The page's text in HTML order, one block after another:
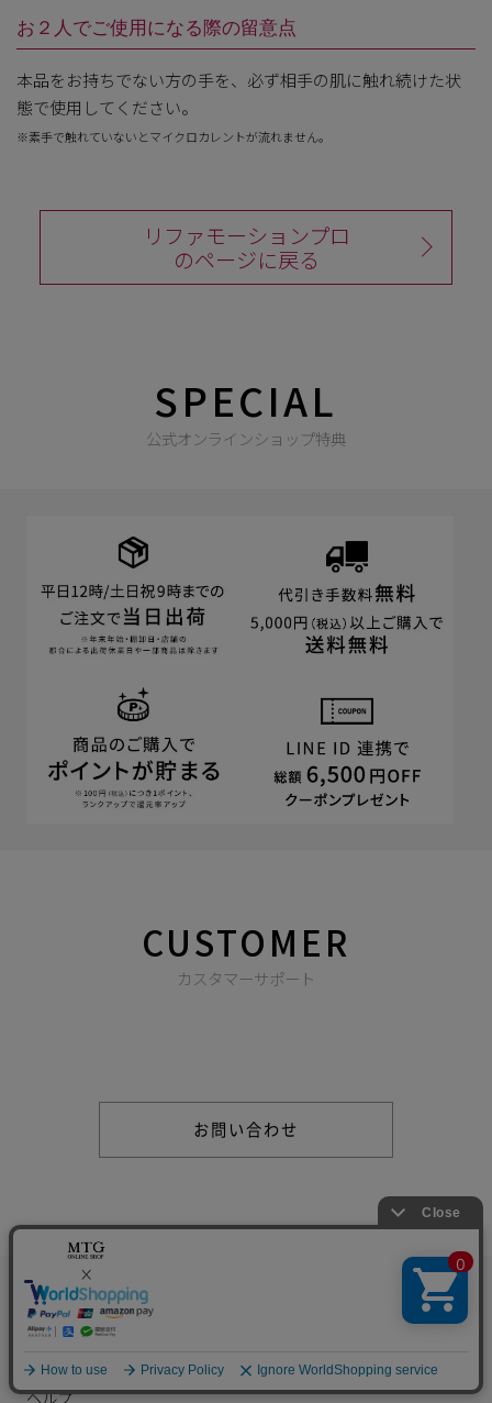
お２人でご使用になる際の留意点
本品をお持ちでない方の手を、必ず相手の肌に触れ続けた状
態で使用してください。
※素手で触れていないとマイクロカレントが流れません。
リファモーションプロ
のページに戻る
SPECIAL
公式オンラインショップ特典
CUSTOMER
カスタマーサポート
お問い合わせ
新商品
トピックス
ギフト
コラム
ヘルプ